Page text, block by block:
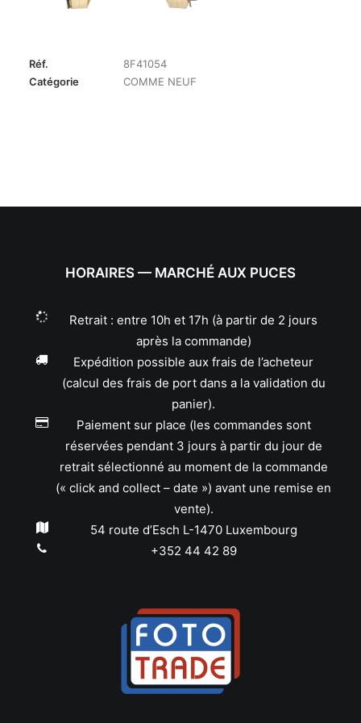
Réf.
8F41054
Catégorie
COMME NEUF
HORAIRES — MARCHÉ AUX PUCES
Retrait : entre 10h et 17h (à partir de 2 jours
après la commande)
Expédition possible aux frais de l’acheteur
(calcul des frais de port dans a la validation du
panier).
Paiement sur place (les commandes sont
réservées pendant 3 jours à partir du jour de
retrait sélectionné au moment de la commande
(« click and collect – date ») avant une remise en
vente).
54 route d’Esch L-1470 Luxembourg
+352 44 42 89